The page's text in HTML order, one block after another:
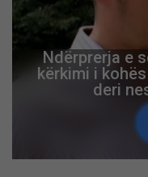
Ndërprerja e
kërkimi i
deri